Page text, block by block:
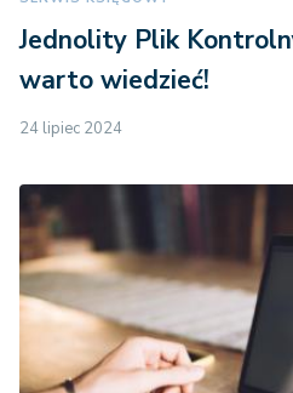
Jednolity Plik
warto wiedzieć!
24 lipiec 2024